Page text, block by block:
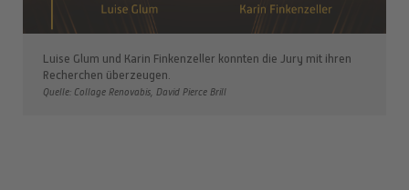
Luise Glum und Karin Finkenzeller konnten die Jury mit ihren
Recherchen überzeugen.
Quelle: Collage Renovabis, David Pierce Brill